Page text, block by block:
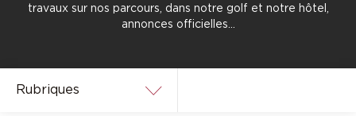
travaux sur nos parcours, dans notre golf et notre hôtel,
annonces officielles…